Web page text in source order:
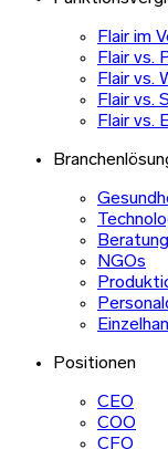
Flair im
Flair vs.
Flair vs.
Flair vs.
Flair vs.
NGOs
Positionen
CEO
COO
CFO